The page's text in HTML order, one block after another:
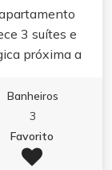
3 suítes e
próxima a
Banheiros
3
Favorito